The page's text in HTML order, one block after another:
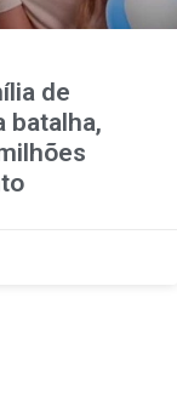
de
batalha,